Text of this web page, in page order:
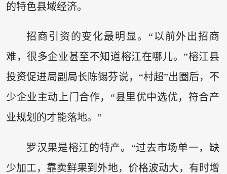
的特色县域经济。
招商引资的变化最明显。“以前外出招商
难，很多企业甚至不知道榕江在哪儿。”榕江县
投资促进局副局长陈锡芬说，“村超”出圈后，不
少企业主动上门合作，“县里优中选优，符合产
业规划的才能落地。”
罗汉果是榕江的特产。“过去市场单一，缺
少加工，靠卖鲜果到外地，价格波动大，有时增